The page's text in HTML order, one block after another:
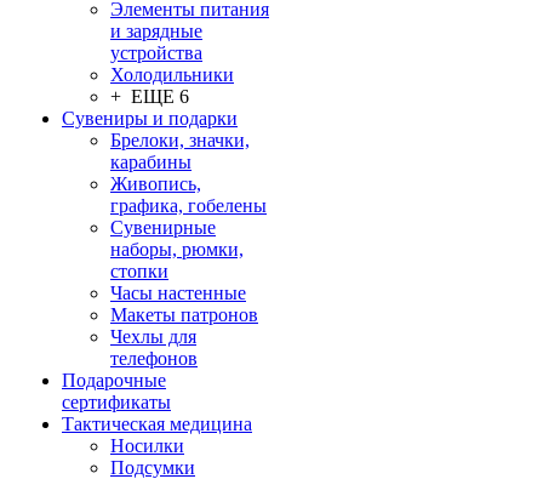
Элементы питания
и зарядные
устройства
Холодильники
+ ЕЩЕ 6
Сувениры и подарки
Брелоки, значки,
карабины
Живопись,
графика, гобелены
Сувенирные
наборы, рюмки,
стопки
Часы настенные
Макеты патронов
Чехлы для
телефонов
Подарочные
сертификаты
Тактическая медицина
Носилки
Подсумки